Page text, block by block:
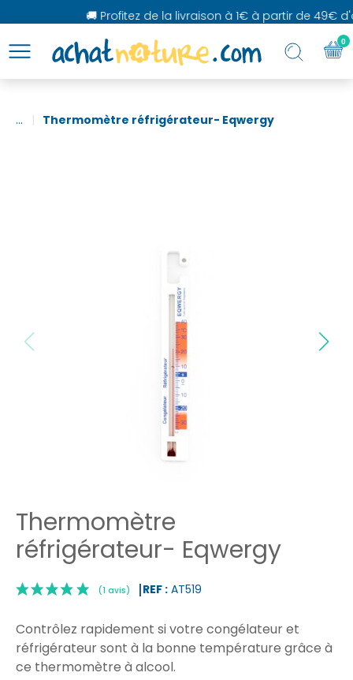
🚚 Profitez de la livraison à 1€ à partir de 49€
... Thermomètre réfrigérateur- Eqwergy
Thermomètre
réfrigérateur- Eqwergy
REF : AT519
Contrôlez rapidement si votre congélateur et
réfrigérateur sont à la bonne température grâce à
ce thermomètre à alcool.
0